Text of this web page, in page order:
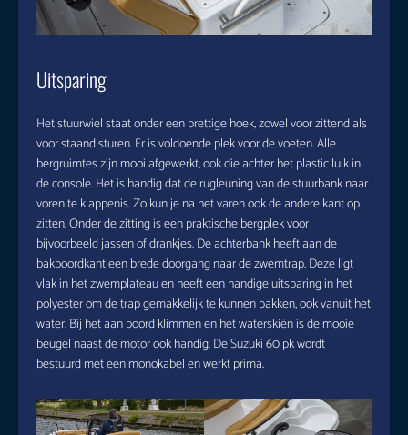
Uitsparing
Het stuurwiel staat onder een prettige hoek, zowel voor zittend als
voor staand sturen. Er is voldoende plek voor de voeten. Alle
bergruimtes zijn mooi afgewerkt, ook die achter het plastic luik in
de console. Het is handig dat de rugleuning van de stuurbank naar
voren te klappenis. Zo kun je na het varen ook de andere kant op
zitten. Onder de zitting is een praktische bergplek voor
bijvoorbeeld jassen of drankjes. De achterbank heeft aan de
bakboordkant een brede doorgang naar de zwemtrap. Deze ligt
vlak in het zwemplateau en heeft een handige uitsparing in het
polyester om de trap gemakkelijk te kunnen pakken, ook vanuit het
water. Bij het aan boord klimmen en het waterskiën is de mooie
beugel naast de motor ook handig. De Suzuki 60 pk wordt
bestuurd met een monokabel en werkt prima.